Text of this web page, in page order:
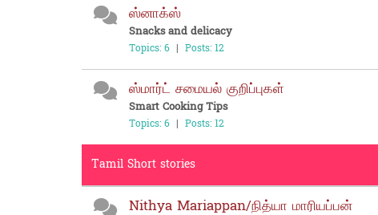
ஸ்னாக்ஸ்
Snacks and delicacy
Topics: 6 | Posts: 12
ஸ்மார்ட் சமையல் குறிப்புகள்
Smart Cooking Tips
Topics: 6 | Posts: 12
Tamil Short stories
Nithya Mariappan/நித்யா மாரியப்பன்